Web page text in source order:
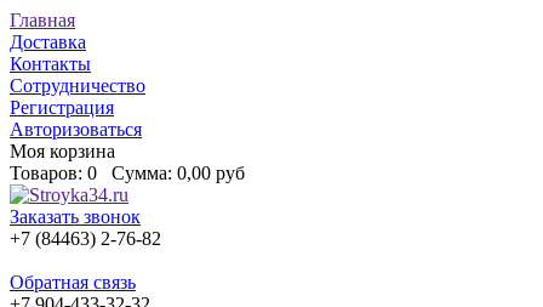
Главная
Доставка
Контакты
Сотрудничество
Регистрация
Авторизоваться
Моя корзина
Товаров: 0 Сумма: 0,00 руб
Заказать звонок
+7 (84463) 2-76-82
Обратная связь